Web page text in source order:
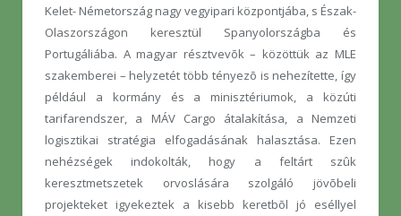
Kelet- Németország nagy vegyipari központjába, s Észak-
Olaszországon keresztül Spanyolországba és
Portugáliába. A magyar résztvevõk – közöttük az MLE
szakemberei – helyzetét több tényezõ is nehezítette, így
például a kormány és a minisztériumok, a közúti
tarifarendszer, a MÁV Cargo átalakítása, a Nemzeti
logisztikai stratégia elfogadásának halasztása. Ezen
nehézségek indokolták, hogy a feltárt szûk
keresztmetszetek orvoslására szolgáló jövõbeli
projekteket igyekeztek a kisebb keretbõl jó eséllyel